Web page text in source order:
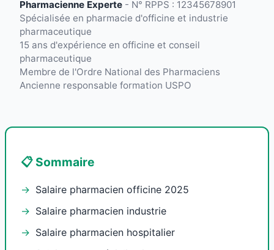
Pharmacienne Experte - N° RPPS : 12345678901
Spécialisée en pharmacie d'officine et industrie
pharmaceutique
15 ans d'expérience en officine et conseil
pharmaceutique
Membre de l'Ordre National des Pharmaciens
Ancienne responsable formation USPO
📋 Sommaire
Salaire pharmacien officine 2025
Salaire pharmacien industrie
Salaire pharmacien hospitalier